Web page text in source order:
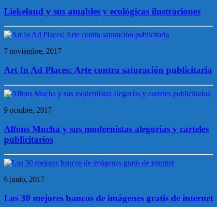
Liekeland y sus amables y ecológicas ilustraciones
7 noviembre, 2017
Art In Ad Places: Arte contra saturación publicitaria
9 octubre, 2017
Alfons Mucha y sus modernistas alegorías y carteles
publicitarios
6 junio, 2017
Los 30 mejores bancos de imágenes gratis de internet